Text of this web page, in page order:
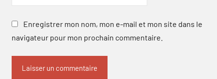
Enregistrer mon nom, mon e-mail et mon site dans le
navigateur pour mon prochain commentaire.